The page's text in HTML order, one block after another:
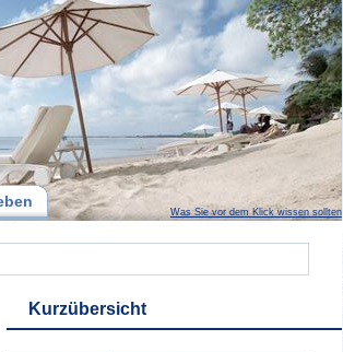
Was Sie vor dem Klick wissen sollten
Kurzübersicht